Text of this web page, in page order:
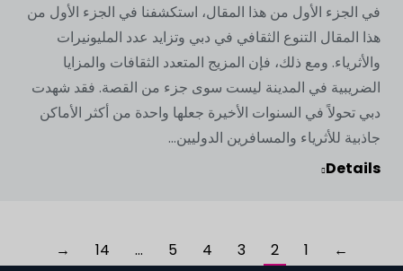
في الجزء الأول من هذا المقال، استكشفنا في الجزء الأول من
هذا المقال التنوع الثقافي في دبي وتزايد عدد المليونيرات
والأثرياء. ومع ذلك، فإن المزيج المتعدد الثقافات والمزايا
الضريبية في المدينة ليست سوى جزء من القصة. فقد شهدت
دبي تحولاً في السنوات الأخيرة جعلها واحدة من أكثر الأماكن
جاذبية للأثرياء والمسافرين الدوليين...
Details
←
1
2
3
4
5
…
14
→